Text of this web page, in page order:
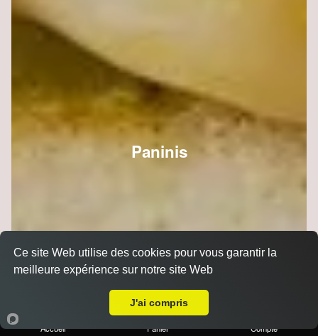
Paninis
Accueil Panier Compte
Ce site Web utilise des cookies pour vous garantir la
meilleure expérience sur notre site Web
J'ai compris